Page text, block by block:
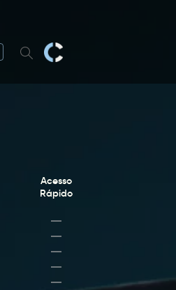
Acesso
Rápido